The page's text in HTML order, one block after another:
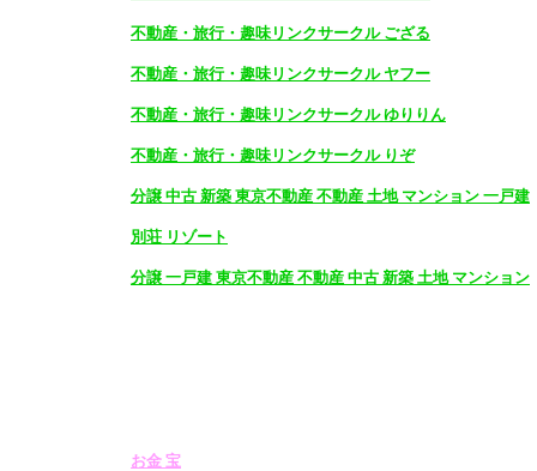
不動産・旅行・趣味リンクサークル ござる
不動産・旅行・趣味リンクサークル ヤフー
不動産・旅行・趣味リンクサークル ゆりりん
不動産・旅行・趣味リンクサークル りぞ
分譲 中古 新築 東京不動産 不動産 土地 マンション 一戸建
別荘 リゾート
分譲 一戸建 東京不動産 不動産 中古 新築 土地 マンション
お金 宝